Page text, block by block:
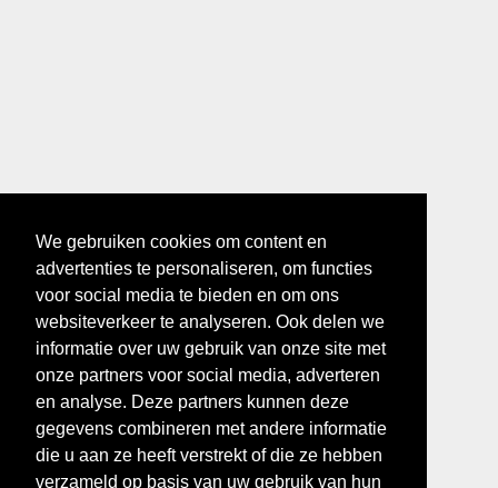
We gebruiken cookies om content en
advertenties te personaliseren, om functies
voor social media te bieden en om ons
websiteverkeer te analyseren. Ook delen we
informatie over uw gebruik van onze site met
onze partners voor social media, adverteren
en analyse. Deze partners kunnen deze
gegevens combineren met andere informatie
die u aan ze heeft verstrekt of die ze hebben
verzameld op basis van uw gebruik van hun